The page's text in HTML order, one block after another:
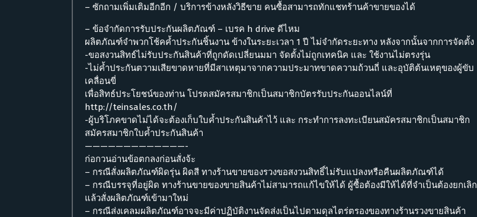
– ซักถามเพิ่มเติมอีกอีก / บริการข้างหลังวิธีขาย คนซื้อสามารถทักแชทร้านค้าขายของได้
– ข้อจำกัดการรับประกันผลิตภัณฑ์ – เบรค h drive ดีไหม
ผลิตภัณฑ์จำพวกโช้คค้ำประกันชิ้นงาน ข้างในระยะเวลา 1 ปี ไม่จำกัดระยะทาง หลังจากนั้นจากการจัดตั้ง
-ขอสงวนสิทธ์ไม่รับประกันสินค้าที่ถูกดัดเปลี่ยนมมา จัดตั้งไม่ถูกเทคนิค และ ใช้งานไม่ตรงรุ่น
-ไม่ค้ำประกันตวามเสียขาดหายที่มีสาเหตุมาจากความประมาทขาดความถ้วนถี่ และอุบัติต้นเหตุของผู้ขับ
เคลื่อนขี่
เพื่อสิทธ์ประโยชน์ของท่าน โปรดสมัครสมาชิกเป็นสมาชิกบัตรรับประกันออนไลน์ที่
http://teinsales.co.th/
-ผู้บริโภคขาดไม่ได้จะต้องเก็บใบค้ำประกันสินค้าไว้ และ กระทำการลงทะเบียนสมัครสมาชิกเป็นสมาชิก
สมัครสมาชิกใบค้ำประกันสินค้า
—————————————-
ก่อกวนอ่านข้อตกลงก่อนสั่งจ้ะ
– กรณีสั่งผลิตภัณฑ์ผิดรุ่น ผิดสี ทางร้านขายของรวงขอสงวนสิทธิ์ไม่รับแปลงหรือคืนผลิตภัณฑ์ได้
– กรณีบรรจุที่อยู่ผิด ทางร้านขายของขายสินค้าไม่สามารถแก้ไขให้ได้ ผู้ซื้อต้องมีให้ได้ที่จำเป็นต้องยกเลิก
แล้วสั่งผลิตภัณฑ์เข้ามาใหม่
– กรณีส่งเคลมผลิตภัณฑ์อาจจะมีค่าปฏิบัติงานจัดส่งเป็นไปตามดุลไตร่ตรองของทางร้านรวงขายสินค้า